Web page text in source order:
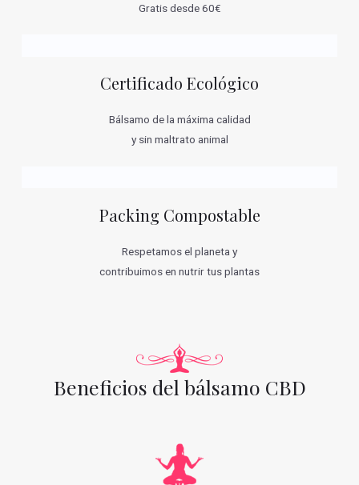
Gratis desde 60€
Certificado Ecológico
Bálsamo de la máxima calidad
y sin maltrato animal
Packing Compostable
Respetamos el planeta y
contribuimos en nutrir tus plantas
Beneficios del bálsamo CBD